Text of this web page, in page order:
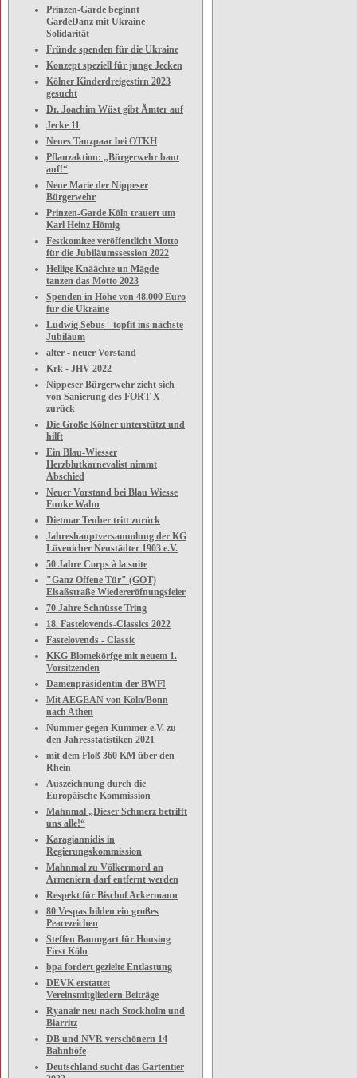
Prinzen-Garde beginnt
GardeDanz mit Ukraine
Solidarität
Fründe spenden für die Ukraine
Konzept speziell für junge Jecken
Kölner Kinderdreigestirn 2023
gesucht
Dr. Joachim Wüst gibt Ämter auf
Jecke 11
Neues Tanzpaar bei OTKH
Pflanzaktion: „Bürgerwehr baut
auf!“
Neue Marie der Nippeser
Bürgerwehr
Prinzen-Garde Köln trauert um
Karl Heinz Hömig
Festkomitee veröffentlicht Motto
für die Jubiläumssession 2022
Hellige Knäächte un Mägde
tanzen das Motto 2023
Spenden in Höhe von 48.000 Euro
für die Ukraine
Ludwig Sebus - topfit ins nächste
Jubiläum
alter - neuer Vorstand
Krk - JHV 2022
Nippeser Bürgerwehr zieht sich
von Sanierung des FORT X
zurück
Die Große Kölner unterstützt und
hilft
Ein Blau-Wiesser
Herzblutkarnevalist nimmt
Abschied
Neuer Vorstand bei Blau Wiesse
Funke Wahn
Dietmar Teuber tritt zurück
Jahreshauptversammlung der KG
Lövenicher Neustädter 1903 e.V.
50 Jahre Corps à la suite
"Ganz Offene Tür" (GOT)
Elsaßstraße Wiedereröfnungsfeier
70 Jahre Schnüsse Tring
18. Fastelovends-Classics 2022
Fastelovends - Classic
KKG Blomekörfge mit neuem 1.
Vorsitzenden
Damenpräsidentin der BWF!
Mit AEGEAN von Köln/Bonn
nach Athen
Nummer gegen Kummer e.V. zu
den Jahresstatistiken 2021
mit dem Floß 360 KM über den
Rhein
Auszeichnung durch die
Europäische Kommission
Mahnmal „Dieser Schmerz betrifft
uns alle!“
Karagiannidis in
Regierungskommission
Mahnmal zu Völkermord an
Armeniern darf entfernt werden
Respekt für Bischof Ackermann
80 Vespas bilden ein großes
Peacezeichen
Steffen Baumgart für Housing
First Köln
bpa fordert gezielte Entlastung
DEVK erstattet
Vereinsmitgliedern Beiträge
Ryanair neu nach Stockholm und
Biarritz
DB und NVR verschönern 14
Bahnhöfe
Deutschland sucht das Gartentier